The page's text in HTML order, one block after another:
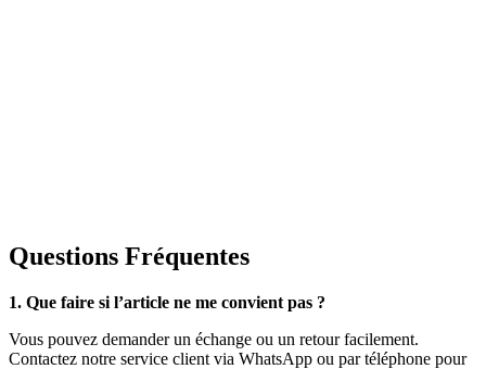
Questions Fréquentes
1. Que faire si l’article ne me convient pas ?
Vous pouvez demander un échange ou un retour facilement.
Contactez notre service client via WhatsApp ou par téléphone pour